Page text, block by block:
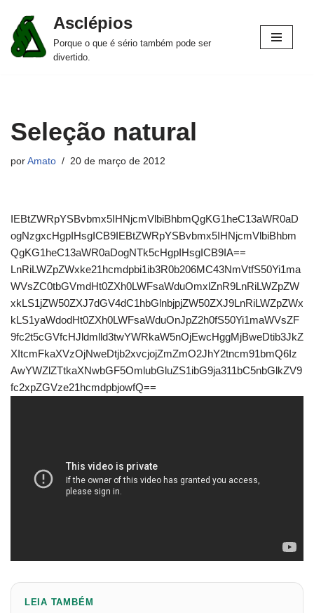
Pular
para
Asclépios
Porque o que é sério também pode ser
divertido.
Seleção natural
por Amato 20 de março de 2012
IEBtZWRpYSBvbmx5IHNjcmVlbiBhbmQgKG1heC13aWR0aD
ogNzgxcHgpIHsgICB9IEBtZWRpYSBvbmx5IHNjcmVlbiBhbm
QgKG1heC13aWR0aDogNTk5cHgpIHsgICB9IA==
LnRiLWZpZWxke21hcmdpbi1ib3R0b206MC43NmVtfS50Yi1ma
WVsZC0tbGVmdHt0ZXh0LWFsaWduOmxlZnR9LnRiLWZpZW
xkLS1jZW50ZXJ7dGV4dC1hbGlnbjpjZW50ZXJ9LnRiLWZpZWx
kLS1yaWdodHt0ZXh0LWFsaWduOnJpZ2h0fS50Yi1maWVsZF
9fc2t5cGVfcHJldmlld3twYWRkaW5nOjEwcHggMjBweDtib3JkZ
XItcmFkaXVzOjNweDtjb2xvcjojZmZmO2JhY2tncm91bmQ6Iz
AwYWZlZTtkaXNwbGF5OmlubGluZS1ibG9ja311bC5nbGlkZV9
fc2xpZGVze21hcmdpbjowfQ==
LEIA TAMBÉM